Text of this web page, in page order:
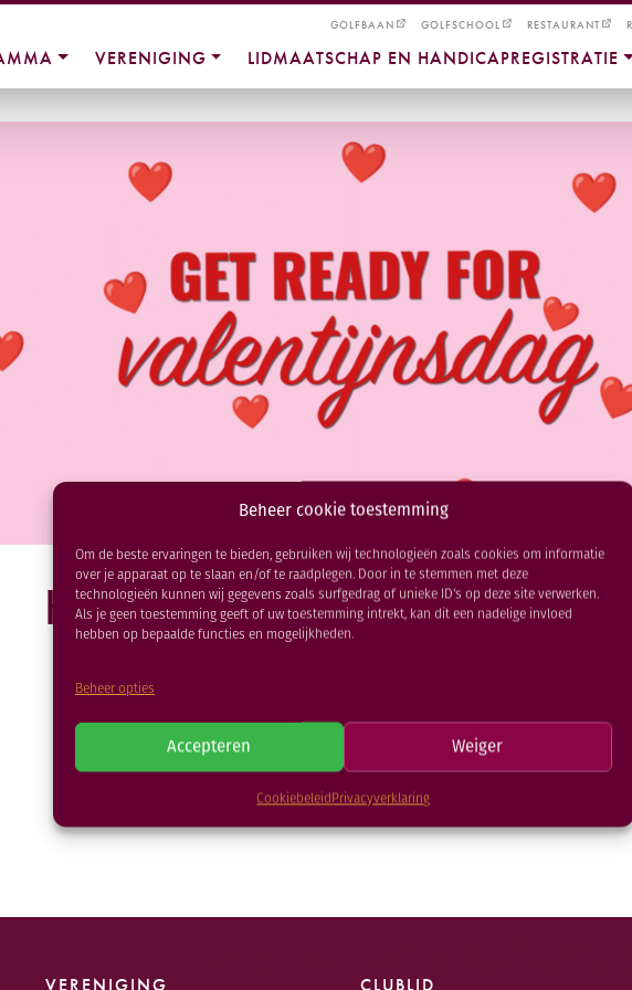
Beheer cookie toestemming
Om de beste ervaringen te bieden, gebruiken wij technologieën zoals cookies om informatie
over je apparaat op te slaan en/of te raadplegen. Door in te stemmen met deze
technologieën kunnen wij gegevens zoals surfgedrag of unieke ID's op deze site verwerken.
Als je geen toestemming geeft of uw toestemming intrekt, kan dit een nadelige invloed
hebben op bepaalde functies en mogelijkheden.
Beheer opties
Accepteren Weiger
CookiebeleidPrivacyverklaring
LIDMAATSCHAP EN HANDICAPREGISTRATIE
VERENIGING
RESTAURANT
GOLFSCHOOL
GOLFBAAN
Hartige Valentijn
TERUG NAAR NIEUWSOVERZICHT
VERENIGING CLUBLID